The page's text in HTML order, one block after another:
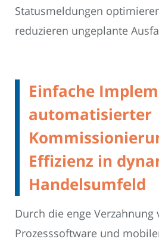
Statusmeldungen
reduzieren ungeplante
Einfache
automatisierter
Effizienz in
Handelsumfeld
Durch die enge Verzahnung
Prozesssoftware und